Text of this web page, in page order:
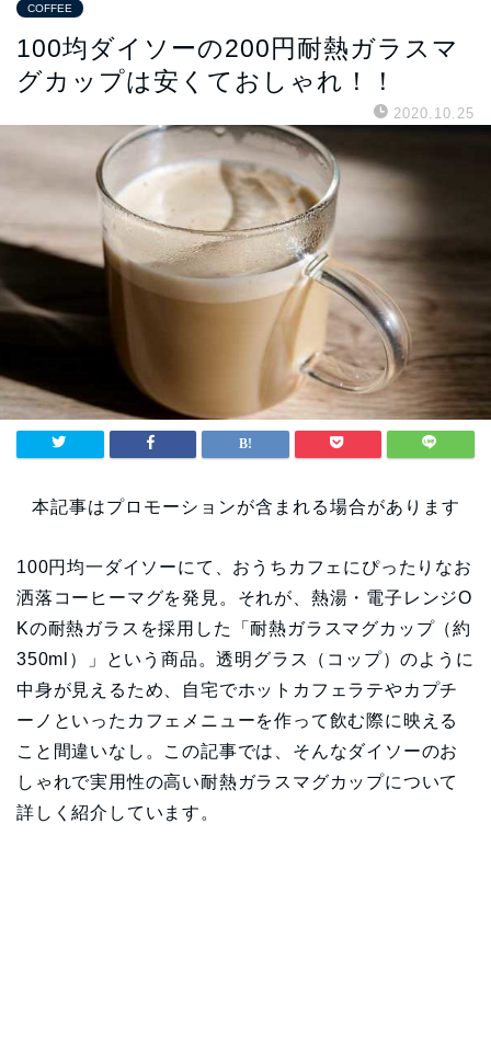
COFFEE
100均ダイソーの200円耐熱ガラスマ
グカップは安くておしゃれ！！
2020.10.25
本記事はプロモーションが含まれる場合があります
100円均一ダイソーにて、おうちカフェにぴったりなお
洒落コーヒーマグを発見。それが、熱湯・電子レンジO
Kの耐熱ガラスを採用した「耐熱ガラスマグカップ（約
350ml）」という商品。透明グラス（コップ）のように
中身が見えるため、自宅でホットカフェラテやカプチ
ーノといったカフェメニューを作って飲む際に映える
こと間違いなし。この記事では、そんなダイソーのお
しゃれで実用性の高い耐熱ガラスマグカップについて
詳しく紹介しています。